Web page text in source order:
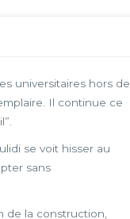
universitaires hors de
Il continue ce
se voit hisser au
sans
de la construction,